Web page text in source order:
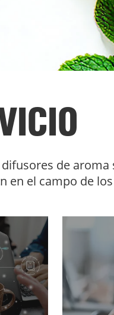
de aroma
en el campo de